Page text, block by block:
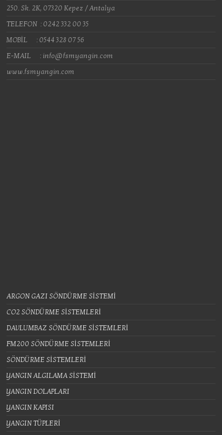
250. Sk. 2K, 07320 Kepez / Antalya
TELEFON : 0242 332 00 35
MOBİL : 0544 328 07 56
E-MAIL : info@fsmyangin.com
www.fsmyangin.com
ARGON GAZI SÖNDÜRME SİSTEMİ
CO2 SÖNDÜRME SİSTEMLERİ
DAVLUMBAZ SÖNDÜRME SİSTEMLERİ
FM200 SÖNDÜRME SİSTEMLERİ
SÖNDÜRME SİSTEMLERİ
YANGIN ALGILAMA SİSTEMİ
YANGIN DOLAPLARI
YANGIN KAPISI
YANGIN TÜPLERİ